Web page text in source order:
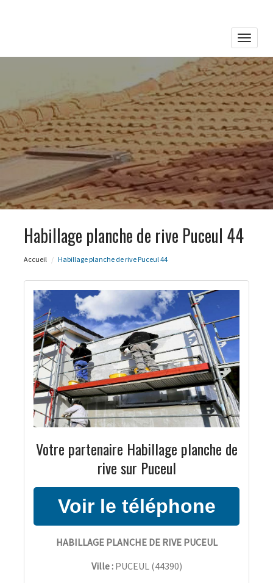
Toggle
Habillage planche de rive Puceul 44
Accueil Habillage planche de rive Puceul 44
Votre partenaire Habillage planche de
rive sur Puceul
HABILLAGE PLANCHE DE RIVE PUCEUL
Ville : PUCEUL(44390)